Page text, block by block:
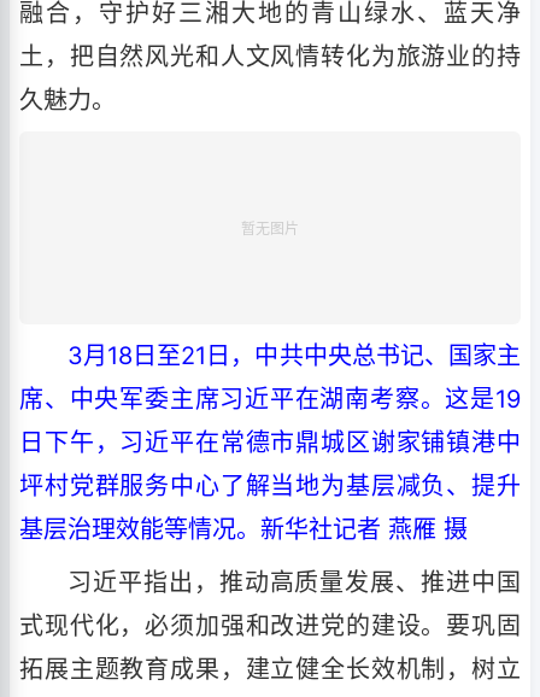
融合，守护好三湘大地的青山绿水、蓝天净
土，把自然风光和人文风情转化为旅游业的持
久魅力。
3月18日至21日，中共中央总书记、国家主
席、中央军委主席习近平在湖南考察。这是19
日下午，习近平在常德市鼎城区谢家铺镇港中
坪村党群服务中心了解当地为基层减负、提升
基层治理效能等情况。新华社记者 燕雁 摄
习近平指出，推动高质量发展、推进中国
式现代化，必须加强和改进党的建设。要巩固
拓展主题教育成果，建立健全长效机制，树立